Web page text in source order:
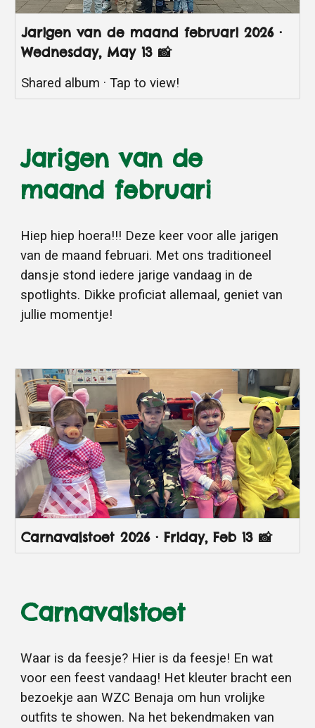
Jarigen van de maand februari 2026 ·
Wednesday, May 13 📸
Shared album · Tap to view!
Jarigen van de
maand februari
Hiep hiep hoera!!! Deze keer voor alle jarigen
van de maand februari. Met ons traditioneel
dansje stond iedere jarige vandaag in de
spotlights. Dikke proficiat allemaal, geniet van
jullie momentje!
Carnavalstoet 2026 · Friday, Feb 13 📸
Carnavalstoet
Waar is da feesje? Hier is da feesje! En wat
voor een feest vandaag! Het kleuter bracht een
bezoekje aan WZC Benaja om hun vrolijke
outfits te showen. Na het bekendmaken van